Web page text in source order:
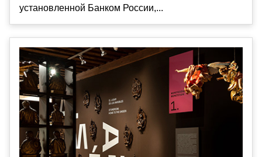
установленной Банком России,...